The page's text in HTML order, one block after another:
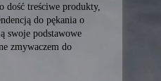
dość treściwe produkty,
do pękania o
swoje podstawowe
zmywaczem do